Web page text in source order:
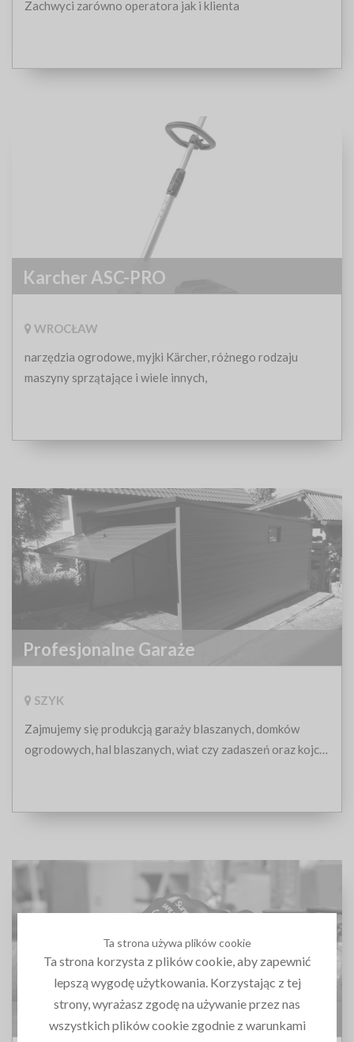
Zachwyci zarówno operatora jak i klienta
Karcher ASC-PRO
WROCŁAW
narzędzia ogrodowe, myjki Kärcher, różnego rodzaju
maszyny sprzątające i wiele innych,
Profesjonalne Garaże
SZYK
Zajmujemy się produkcją garaży blaszanych, domków
ogrodowych, hal blaszanych, wiat czy zadaszeń oraz kojcy
Sungboo Sp. z o.o.
Ta strona używa plików cookie
Ta strona korzysta z plików cookie, aby zapewnić
lepszą wygodę użytkowania. Korzystając z tej
strony, wyrażasz zgodę na używanie przez nas
wszystkich plików cookie zgodnie z warunkami